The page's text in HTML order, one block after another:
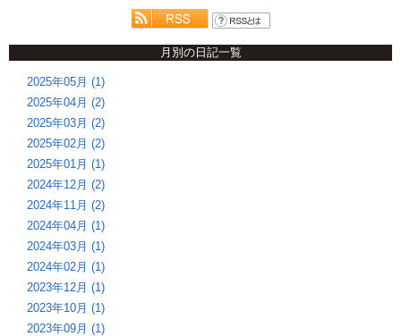
月別の日記一覧
2025年05月 (1)
2025年04月 (2)
2025年03月 (2)
2025年02月 (2)
2025年01月 (1)
2024年12月 (2)
2024年11月 (2)
2024年04月 (1)
2024年03月 (1)
2024年02月 (1)
2023年12月 (1)
2023年10月 (1)
2023年09月 (1)